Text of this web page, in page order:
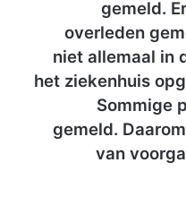
gemeld.
overleden
niet allemaal in
het ziekenhuis
Sommige
gemeld.
van